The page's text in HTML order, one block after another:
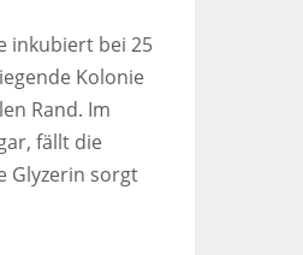
inkubiert bei 25
Kolonie
Rand. Im
fällt die
Glyzerin sorgt